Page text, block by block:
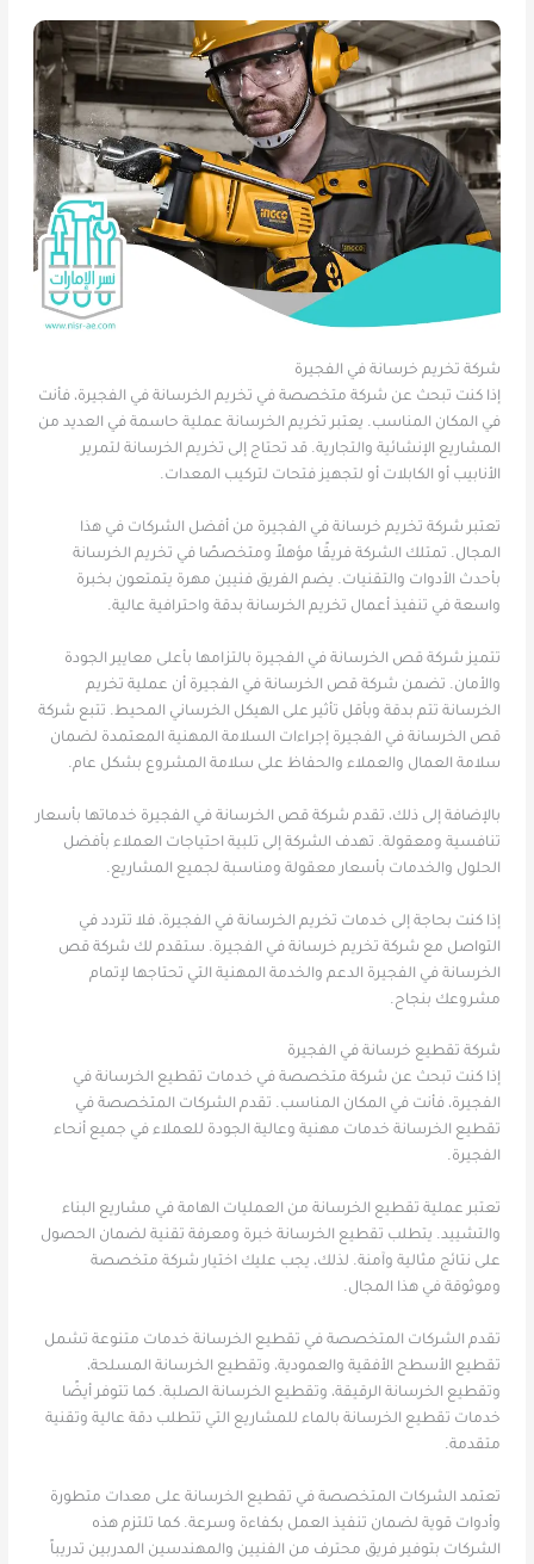
شركة تخريم خرسانة في الفجيرة
إذا كنت تبحث عن شركة متخصصة في تخريم الخرسانة في الفجيرة، فأنت
في المكان المناسب. يعتبر تخريم الخرسانة عملية حاسمة في العديد من
المشاريع الإنشائية والتجارية. قد تحتاج إلى تخريم الخرسانة لتمرير
الأنابيب أو الكابلات أو لتجهيز فتحات لتركيب المعدات.
تعتبر شركة تخريم خرسانة في الفجيرة من أفضل الشركات في هذا
المجال. تمتلك الشركة فريقًا مؤهلاً ومتخصصًا في تخريم الخرسانة
بأحدث الأدوات والتقنيات. يضم الفريق فنيين مهرة يتمتعون بخبرة
واسعة في تنفيذ أعمال تخريم الخرسانة بدقة واحترافية عالية.
تتميز شركة قص الخرسانة في الفجيرة بالتزامها بأعلى معايير الجودة
والأمان. تضمن شركة قص الخرسانة في الفجيرة أن عملية تخريم
الخرسانة تتم بدقة وبأقل تأثير على الهيكل الخرساني المحيط. تتبع شركة
قص الخرسانة في الفجيرة إجراءات السلامة المهنية المعتمدة لضمان
سلامة العمال والعملاء والحفاظ على سلامة المشروع بشكل عام.
بالإضافة إلى ذلك، تقدم شركة قص الخرسانة في الفجيرة خدماتها بأسعار
تنافسية ومعقولة. تهدف الشركة إلى تلبية احتياجات العملاء بأفضل
الحلول والخدمات بأسعار معقولة ومناسبة لجميع المشاريع.
إذا كنت بحاجة إلى خدمات تخريم الخرسانة في الفجيرة، فلا تتردد في
التواصل مع شركة تخريم خرسانة في الفجيرة. ستقدم لك شركة قص
الخرسانة في الفجيرة الدعم والخدمة المهنية التي تحتاجها لإتمام
مشروعك بنجاح.
شركة تقطيع خرسانة في الفجيرة
إذا كنت تبحث عن شركة متخصصة في خدمات تقطيع الخرسانة في
الفجيرة، فأنت في المكان المناسب. تقدم الشركات المتخصصة في
تقطيع الخرسانة خدمات مهنية وعالية الجودة للعملاء في جميع أنحاء
الفجيرة.
تعتبر عملية تقطيع الخرسانة من العمليات الهامة في مشاريع البناء
والتشييد. يتطلب تقطيع الخرسانة خبرة ومعرفة تقنية لضمان الحصول
على نتائج مثالية وآمنة. لذلك، يجب عليك اختيار شركة متخصصة
وموثوقة في هذا المجال.
تقدم الشركات المتخصصة في تقطيع الخرسانة خدمات متنوعة تشمل
تقطيع الأسطح الأفقية والعمودية، وتقطيع الخرسانة المسلحة،
وتقطيع الخرسانة الرقيقة، وتقطيع الخرسانة الصلبة. كما تتوفر أيضًا
خدمات تقطيع الخرسانة بالماء للمشاريع التي تتطلب دقة عالية وتقنية
متقدمة.
تعتمد الشركات المتخصصة في تقطيع الخرسانة على معدات متطورة
وأدوات قوية لضمان تنفيذ العمل بكفاءة وسرعة. كما تلتزم هذه
الشركات بتوفير فريق محترف من الفنيين والمهندسين المدربين تدريباً